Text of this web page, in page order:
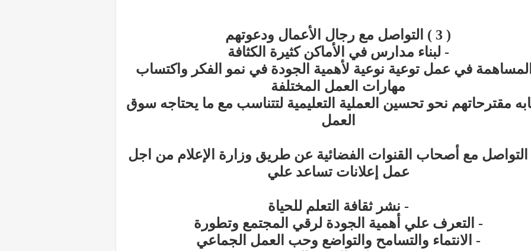
( 3 ) التواصل مع رجال الأعمال ودعوتهم
- لبناء مدارس في الأماكن كثيرة الكثافة
في عمل توعية نوعية لأهمية الجودة في نمو الفكر واكتساب
مهارات العمل المختلفة
مقترحاتهم نحو تحسين العملية التعليمية لتتناسب مع ما يحتاجه سوق
العمل
التواصل مع أصحاب القنوات الفضائية عن طريق وزارة الإعلام من اجل
عمل إعلانات تساعد علي
- نشر ثقافة التعلم للحياة
- التعرف علي أهمية الجودة لرقي المجتمع وتطورة
- الانتماء والتسامح والتواضع وحب العمل الجماعي